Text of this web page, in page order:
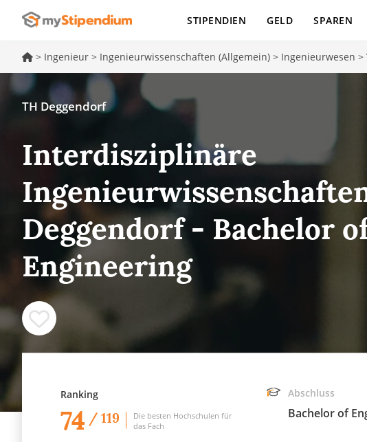
STIPENDIEN GELD SPAREN
> Ingenieur > Ingenieurwissenschaften (Allgemein) > Ingenieurwesen >
TH Deggendorf
Interdisziplinäre
Deggendorf - Bachelor
Engineering
Ranking
74 / 119
Die besten Hochschulen für
das Fach
Abschluss
Bachelor of